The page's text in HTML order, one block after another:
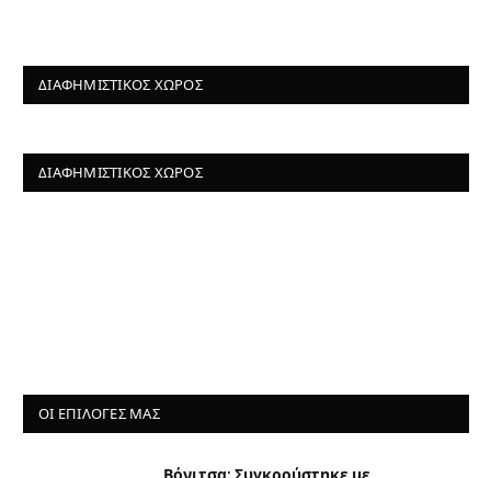
ΔΙΑΦΗΜΙΣΤΙΚΌΣ ΧΏΡΟΣ
ΔΙΑΦΗΜΙΣΤΙΚΌΣ ΧΏΡΟΣ
ΟΙ ΕΠΙΛΟΓΈΣ ΜΑΣ
Βόνιτσα: Συγκρούστηκε με